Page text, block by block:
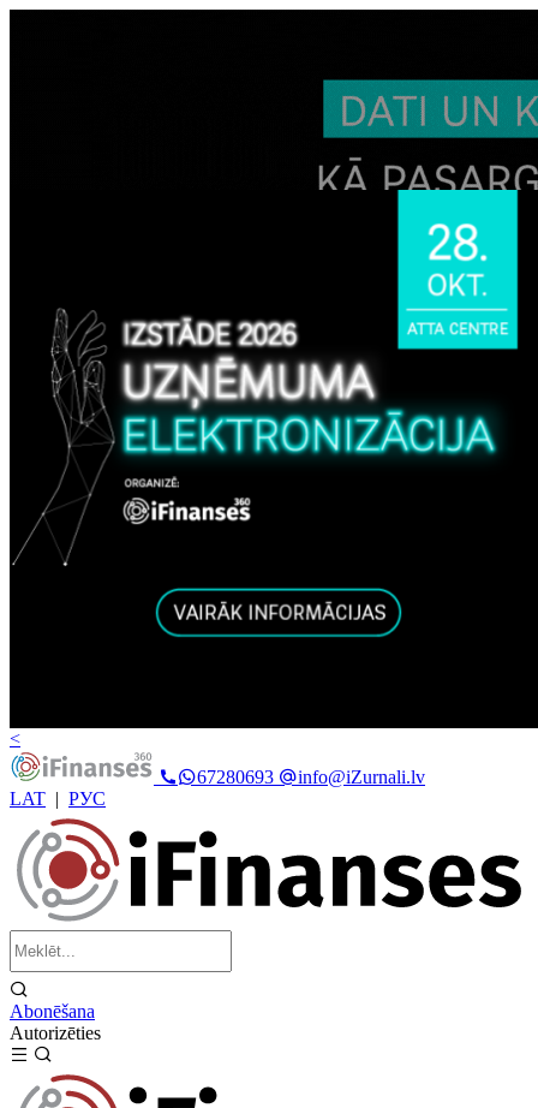
<
67280693
info@iZurnali.lv
LAT | РУС
Abonēšana
Autorizēties